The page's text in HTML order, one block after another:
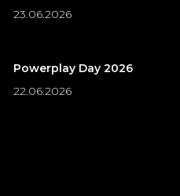
23.06.2026
Powerplay Day 2026
22.06.2026